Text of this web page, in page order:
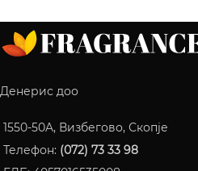
Денерис доо
1550-50A, Визбегово, Скопје
Телефон: (072) 73 33 98